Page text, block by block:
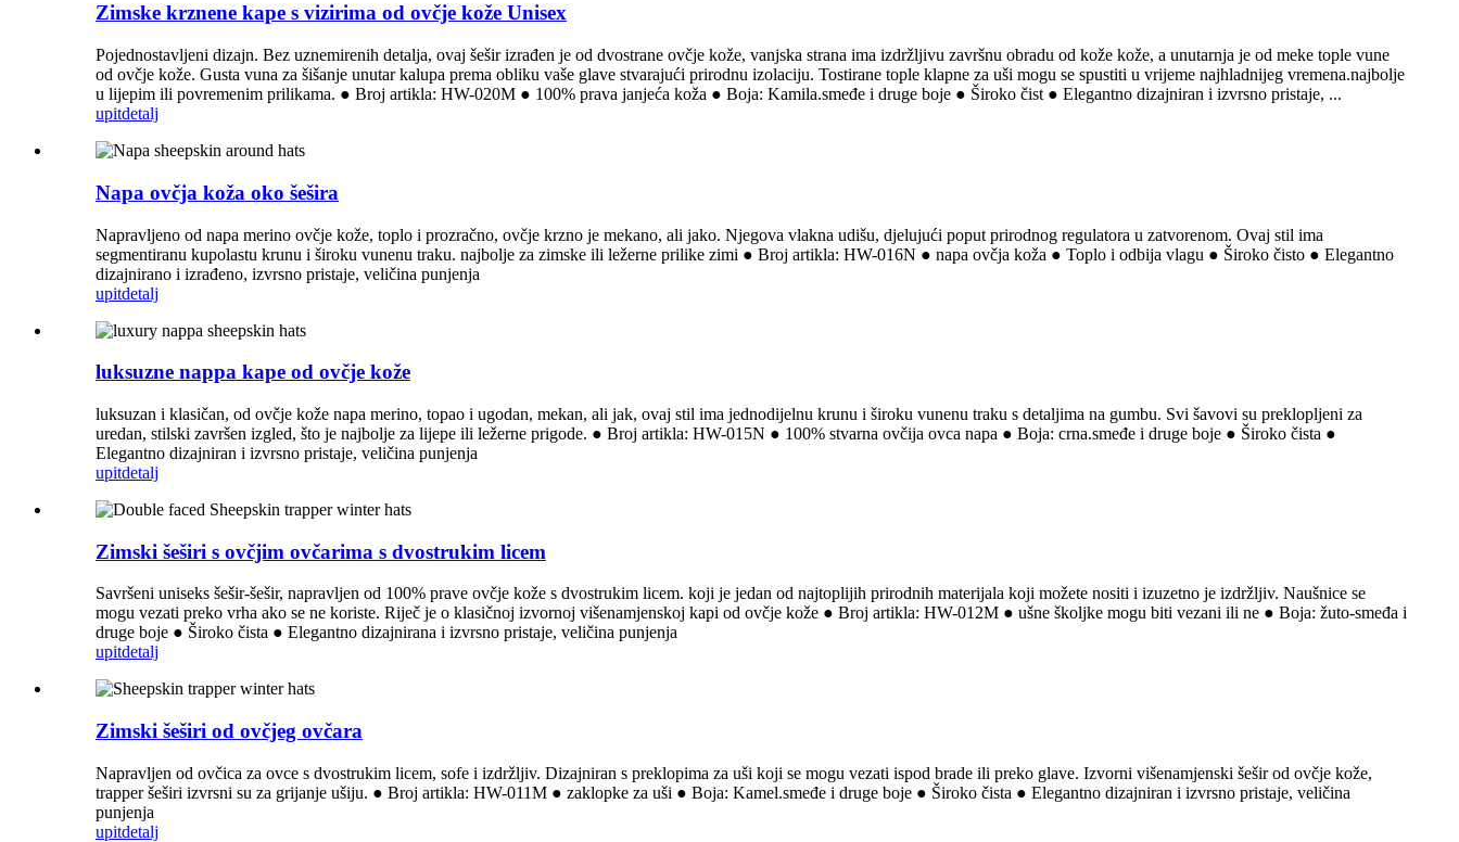
Zimske krznene kape s vizirima od ovčje kože Unisex
Pojednostavljeni dizajn. Bez uznemirenih detalja, ovaj šešir izrađen je od dvostrane ovčje kože, vanjska strana ima izdržljivu završnu obradu od kože kože, a unutarnja je od meke tople vune
od ovčje kože. Gusta vuna za šišanje unutar kalupa prema obliku vaše glave stvarajući prirodnu izolaciju. Tostirane tople klapne za uši mogu se spustiti u vrijeme najhladnijeg vremena.najbolje
u lijepim ili povremenim prilikama. ● Broj artikla: HW-020M ● 100% prava janjeća koža ● Boja: Kamila.smeđe i druge boje ● Široko čist ● Elegantno dizajniran i izvrsno pristaje, ...
upitdetalj
Napa ovčja koža oko šešira
Napravljeno od napa merino ovčje kože, toplo i prozračno, ovčje krzno je mekano, ali jako. Njegova vlakna udišu, djelujući poput prirodnog regulatora u zatvorenom. Ovaj stil ima
segmentiranu kupolastu krunu i široku vunenu traku. najbolje za zimske ili ležerne prilike zimi ● Broj artikla: HW-016N ● napa ovčja koža ● Toplo i odbija vlagu ● Široko čisto ● Elegantno
dizajnirano i izrađeno, izvrsno pristaje, veličina punjenja
upitdetalj
luksuzne nappa kape od ovčje kože
luksuzan i klasičan, od ovčje kože napa merino, topao i ugodan, mekan, ali jak, ovaj stil ima jednodijelnu krunu i široku vunenu traku s detaljima na gumbu. Svi šavovi su preklopljeni za
uredan, stilski završen izgled, što je najbolje za lijepe ili ležerne prigode. ● Broj artikla: HW-015N ● 100% stvarna ovčija ovca napa ● Boja: crna.smeđe i druge boje ● Široko čista ●
Elegantno dizajniran i izvrsno pristaje, veličina punjenja
upitdetalj
Zimski šeširi s ovčjim ovčarima s dvostrukim licem
Savršeni uniseks šešir-šešir, napravljen od 100% prave ovčje kože s dvostrukim licem. koji je jedan od najtoplijih prirodnih materijala koji možete nositi i izuzetno je izdržljiv. Naušnice se
mogu vezati preko vrha ako se ne koriste. Riječ je o klasičnoj izvornoj višenamjenskoj kapi od ovčje kože ● Broj artikla: HW-012M ● ušne školjke mogu biti vezani ili ne ● Boja: žuto-smeđa i
druge boje ● Široko čista ● Elegantno dizajnirana i izvrsno pristaje, veličina punjenja
upitdetalj
Zimski šeširi od ovčjeg ovčara
Napravljen od ovčica za ovce s dvostrukim licem, sofe i izdržljiv. Dizajniran s preklopima za uši koji se mogu vezati ispod brade ili preko glave. Izvorni višenamjenski šešir od ovčje kože,
trapper šeširi izvrsni su za grijanje ušiju. ● Broj artikla: HW-011M ● zaklopke za uši ● Boja: Kamel.smeđe i druge boje ● Široko čista ● Elegantno dizajniran i izvrsno pristaje, veličina
punjenja
upitdetalj